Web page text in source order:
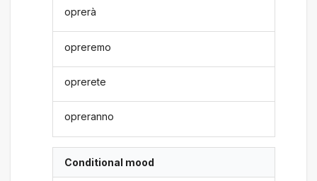
oprerà
opreremo
oprerete
opreranno
Conditional mood